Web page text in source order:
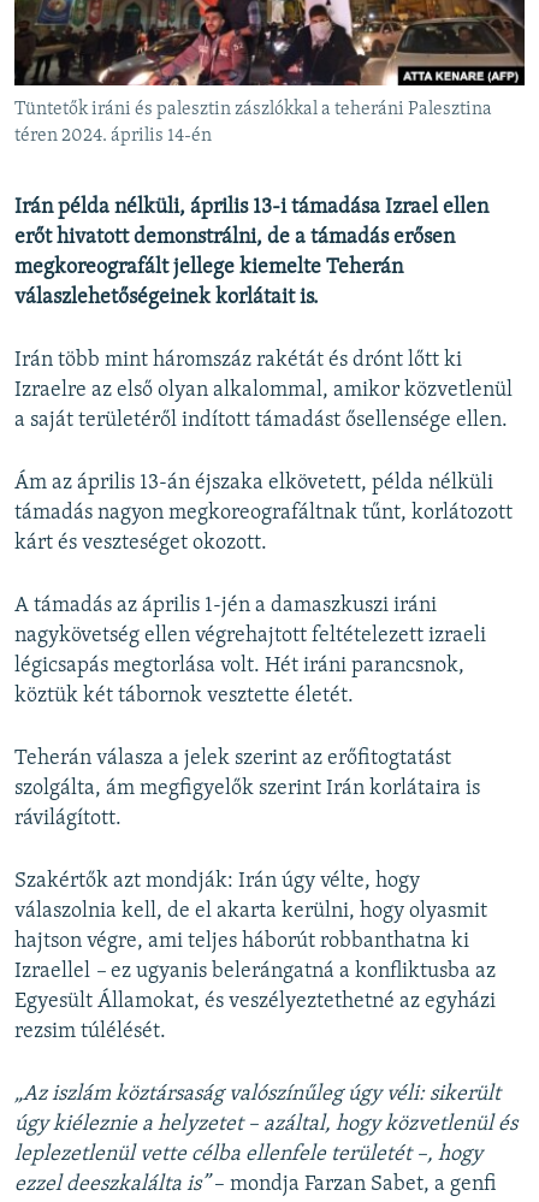
KLÍMAVÁLTOZÁS
A MÚLT TANULSÁGAI
KÖVESSEN MINKET!
Valamennyi RFE/RL weboldal
Tüntetők iráni és palesztin zászlókkal a teheráni Palesztina
téren 2024. április 14-én
Irán példa nélküli, április 13-i támadása Izrael ellen
erőt hivatott demonstrálni, de a támadás erősen
megkoreografált jellege kiemelte Teherán
válaszlehetőségeinek korlátait is.
Irán több mint háromszáz rakétát és drónt lőtt ki
Izraelre az első olyan alkalommal, amikor közvetlenül
a saját területéről indított támadást ősellensége ellen.
Ám az április 13-án éjszaka elkövetett, példa nélküli
támadás nagyon megkoreografáltnak tűnt, korlátozott
kárt és veszteséget okozott.
A támadás az április 1-jén a damaszkuszi iráni
nagykövetség ellen végrehajtott feltételezett izraeli
légicsapás megtorlása volt. Hét iráni parancsnok,
köztük két tábornok vesztette életét.
Teherán válasza a jelek szerint az erőfitogtatást
szolgálta, ám megfigyelők szerint Irán korlátaira is
rávilágított.
Szakértők azt mondják: Irán úgy vélte, hogy
válaszolnia kell, de el akarta kerülni, hogy olyasmit
hajtson végre, ami teljes háborút robbanthatna ki
Izraellel – ez ugyanis belerángatná a konfliktusba az
Egyesült Államokat, és veszélyeztethetné az egyházi
rezsim túlélését.
„Az iszlám köztársaság valószínűleg úgy véli: sikerült
úgy kiéleznie a helyzetet – azáltal, hogy közvetlenül és
leplezetlenül vette célba ellenfele területét –, hogy
ezzel deeszkalálta is”– mondja Farzan Sabet, a genfi